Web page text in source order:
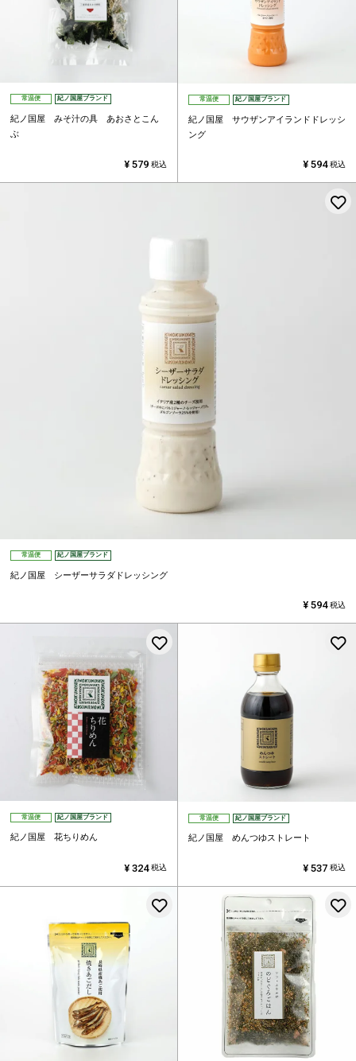
常温便 紀ノ国屋ブランド
紀ノ国屋 みそ汁の具 あおさとこん
ぶ
¥ 579 税込
常温便 紀ノ国屋ブランド
紀ノ国屋 サウザンアイランドドレッシ
ング
¥ 594 税込
常温便 紀ノ国屋ブランド
紀ノ国屋 シーザーサラダドレッシング
¥ 594 税込
常温便 紀ノ国屋ブランド
紀ノ国屋 花ちりめん
¥ 324 税込
常温便 紀ノ国屋ブランド
紀ノ国屋 めんつゆストレート
¥ 537 税込
お気に入りに登録する